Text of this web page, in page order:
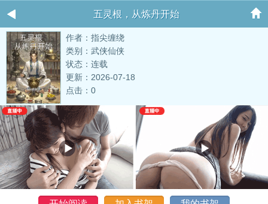
五灵根，从炼丹开始
作者：指尖缠绕
类别：武侠仙侠
状态：连载
更新：2026-07-18
点击：0